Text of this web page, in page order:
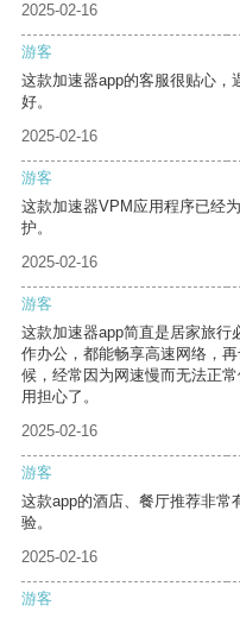
2025-02-16
游客
这款加速器app的客服很贴心，
好。
2025-02-16
游客
这款加速器VPM应用程序已经
护。
2025-02-16
游客
这款加速器app简直是居家旅行
作办公，都能畅享高速网络，
候，经常因为网速慢而无法正
用担心了。
2025-02-16
游客
这款app的酒店、餐厅推荐非常
验。
2025-02-16
游客